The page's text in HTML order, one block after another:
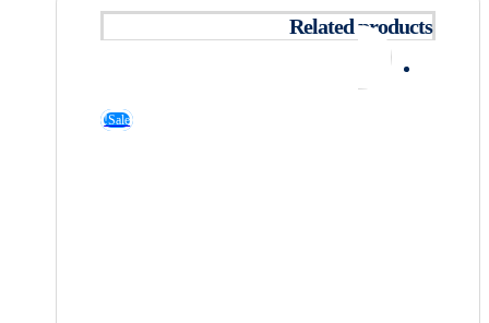
Related products
Sale!